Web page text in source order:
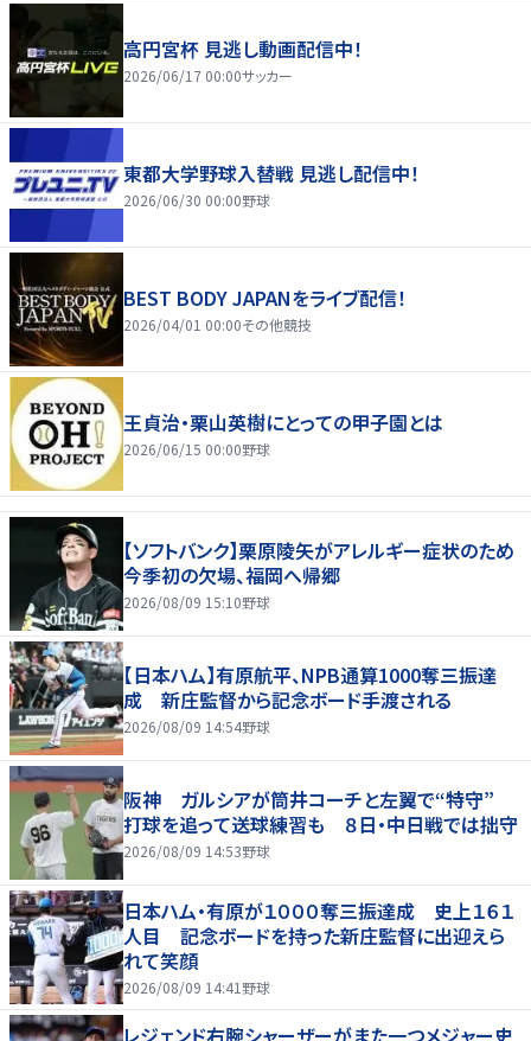
高円宮杯 見逃し動画配信中！
2026/06/17 00:00サッカー
東都大学野球入替戦 見逃し配信中！
2026/06/30 00:00野球
BEST BODY JAPANをライブ配信！
2026/04/01 00:00その他競技
王貞治・栗山英樹にとっての甲子園とは
2026/06/15 00:00野球
【ソフトバンク】栗原陵矢がアレルギー症状のため
今季初の欠場、福岡へ帰郷
2026/08/09 15:10野球
【日本ハム】有原航平、NPB通算1000奪三振達
成 新庄監督から記念ボード手渡される
2026/08/09 14:54野球
阪神 ガルシアが筒井コーチと左翼で“特守”
打球を追って送球練習も ８日・中日戦では拙守
2026/08/09 14:53野球
日本ハム・有原が１０００奪三振達成 史上１６１
人目 記念ボードを持った新庄監督に出迎えら
れて笑顔
2026/08/09 14:41 野球